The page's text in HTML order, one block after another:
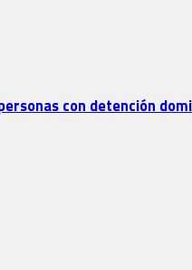
con detención